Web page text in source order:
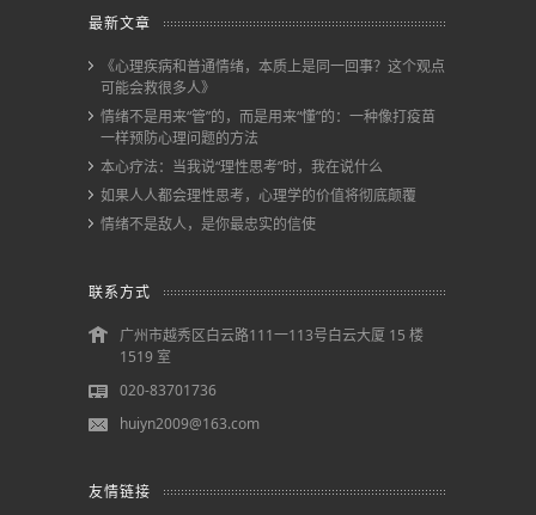
最新文章
《心理疾病和普通情绪，本质上是同一回事？这个观点
可能会救很多人》
情绪不是用来“管”的，而是用来“懂”的：一种像打疫苗
一样预防心理问题的方法
本心疗法：当我说“理性思考”时，我在说什么
如果人人都会理性思考，心理学的价值将彻底颠覆
情绪不是敌人，是你最忠实的信使
联系方式
广州市越秀区白云路111一113号白云大厦 15 楼
1519 室
020-83701736
huiyn2009@163.com
友情链接